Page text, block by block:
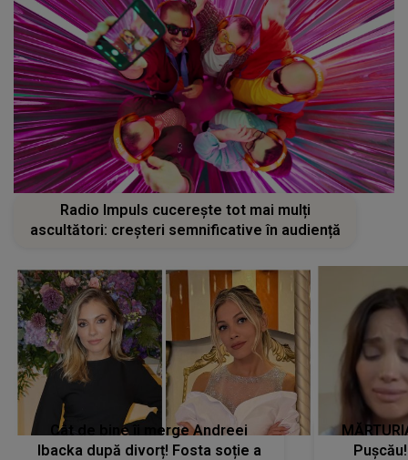
Radio Impuls cucerește tot mai mulți
ascultători: creșteri semnificative în audiență
Cât de bine îi merge Andreei
Ibacka după divorț! Fosta soție a